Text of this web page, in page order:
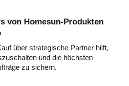
von Homesun-Produkten
über strategische Partner hilft,
und die höchsten
zu sichern.